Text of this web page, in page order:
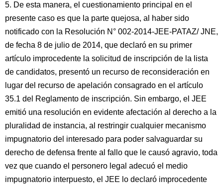
5. De esta manera, el cuestionamiento principal en el
presente caso es que la parte quejosa, al haber sido
notificado con la Resolución N° 002-2014-JEE-PATAZ/ JNE,
de fecha 8 de julio de 2014, que declaró en su primer
artículo improcedente la solicitud de inscripción de la lista
de candidatos, presentó un recurso de reconsideración en
lugar del recurso de apelación consagrado en el artículo
35.1 del Reglamento de inscripción. Sin embargo, el JEE
emitió una resolución en evidente afectación al derecho a la
pluralidad de instancia, al restringir cualquier mecanismo
impugnatorio del interesado para poder salvaguardar su
derecho de defensa frente al fallo que le causó agravio, toda
vez que cuando el personero legal adecuó el medio
impugnatorio interpuesto, el JEE lo declaró improcedente